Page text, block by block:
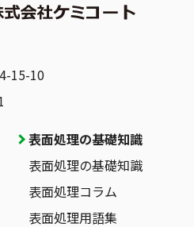
15-10
表面処理の基礎知識
表面処理の基礎知識
表面処理コラム
表面処理用語集